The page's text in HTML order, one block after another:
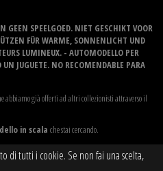
GEEN SPEELGOED. NIET GESCHIKT VOOR
FÜR WARME, SONNENLICHT UND
LUMINEUX. - AUTOMODELLO PER
JUGUETE. NO RECOMENDABLE PARA
abbiamo già offerti ad altri collezionisti attraverso il
in scala che stai cercando.
di tutti i cookie. Se non fai una scelta,